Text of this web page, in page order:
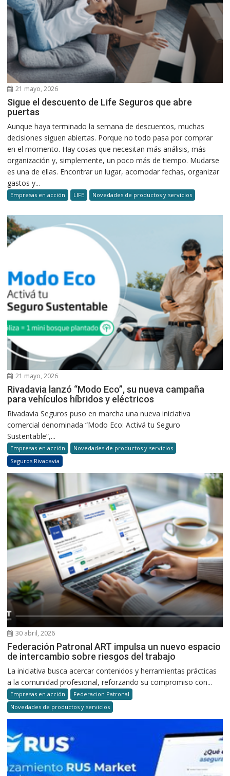
21 mayo, 2026
Sigue el descuento de Life Seguros que abre
puertas
Aunque haya terminado la semana de descuentos, muchas
decisiones siguen abiertas. Porque no todo pasa por comprar
en el momento. Hay cosas que necesitan más análisis, más
organización y, simplemente, un poco más de tiempo. Mudarse
es una de ellas. Encontrar un lugar, acomodar fechas, organizar
gastos y...
Empresas en acción LIFE Novedades de productos y servicios
21 mayo, 2026
Rivadavia lanzó “Modo Eco”, su nueva campaña
para vehículos híbridos y eléctricos
Rivadavia Seguros puso en marcha una nueva iniciativa
comercial denominada “Modo Eco: Activá tu Seguro
Sustentable”,...
Empresas en acción
Novedades de productos y servicios
Seguros Rivadavia
30 abril, 2026
Federación Patronal ART impulsa un nuevo espacio
de intercambio sobre riesgos del trabajo
La iniciativa busca acercar contenidos y herramientas prácticas
a la comunidad profesional, reforzando su compromiso con...
Empresas en acción
Federacion Patronal
Novedades de productos y servicios